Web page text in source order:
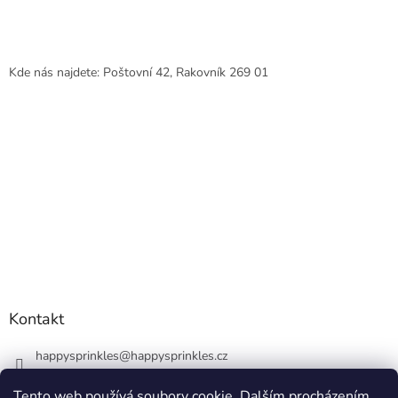
Kde nás najdete: Poštovní 42, Rakovník 269 01
Kontakt
happysprinkles@happysprinkles.cz